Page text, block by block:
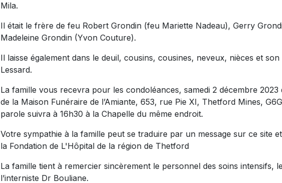
Mila.
Il était le frère de feu Robert Grondin (feu Mariette Nadeau), Gerry
Madeleine Grondin (Yvon Couture).
Il laisse également dans le deuil, cousins, cousines, neveux, nièces et
Lessard.
La famille vous recevra pour les condoléances, samedi 2 décembre 2023
de la Maison Funéraire de l’Amiante, 653, rue Pie XI, Thetford Mines,
parole suivra à 16h30 à la Chapelle du même endroit.
Votre sympathie à la famille peut se traduire par un message sur ce site
la Fondation de L'Hôpital de la région de Thetford
La famille tient à remercier sincèrement le personnel des soins intensifs,
l’interniste Dr Bouliane.